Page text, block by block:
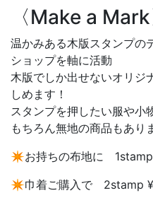
〈Make a Mark
温かみある木版スタンプの
ショップを軸に活動
木版でしか出せないオリジ
しめます！
スタンプを押したい服や小
もちろん無地の商品もあ
✴︎お持ちの布地に
✴︎巾着ご購入で 2stamp